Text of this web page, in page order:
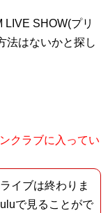
SHOW(プリ
法はないかと探し
クラブに入ってい
イブは終わりま
で見ることがで